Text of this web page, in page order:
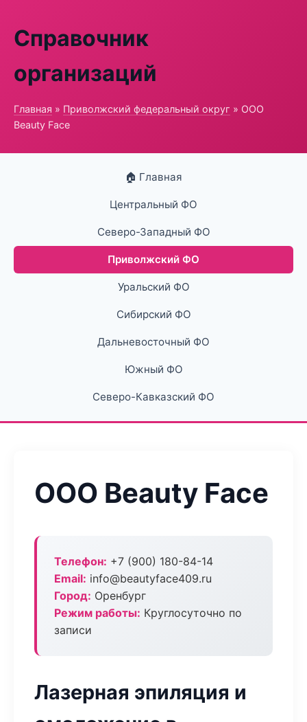
Справочник
организаций
Главная » Приволжский федеральный округ » ООО
Beauty Face
🏠 Главная
Центральный ФО
Северо-Западный ФО
Приволжский ФО
Уральский ФО
Сибирский ФО
Дальневосточный ФО
Южный ФО
Северо-Кавказский ФО
ООО Beauty Face
Телефон: +7 (900) 180-84-14
Email: info@beautyface409.ru
Город: Оренбург
Режим работы: Круглосуточно по
записи
Лазерная эпиляция и